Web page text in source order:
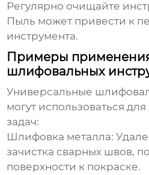
Регулярно очищайте
Пыль может привести к
инструмента.
Примеры
шлифовальных
Универсальные
могут использоваться
задач:
Шлифовка металла:
зачистка сварных швов,
поверхности к покраске.